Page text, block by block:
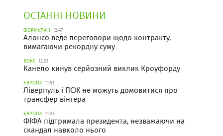
ОСТАННІ НОВИНИ
ФОРМУЛА 1 12:47
Алонсо веде переговори щодо контракту,
вимагаючи рекордну суму
БОКС 12:21
Канело кинув серйозний виклик Кроуфорду
ЄВРОПА 11:51
Ліверпуль і ПСЖ не можуть домовитися про
трансфер вінгера
ЄВРОПА 11:23
ФІФА підтримала президента, незважаючи на
скандал навколо нього